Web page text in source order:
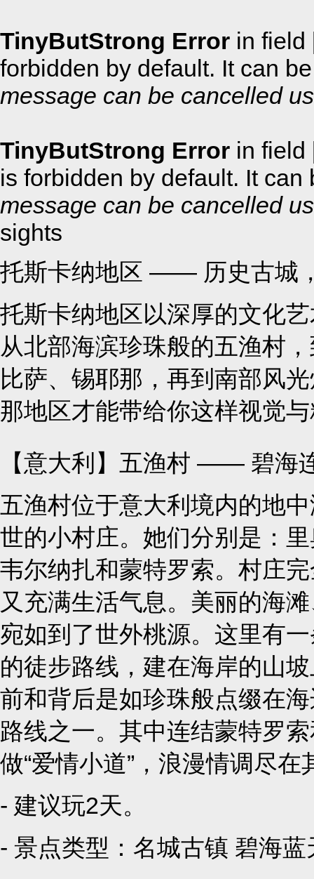
TinyButStrong Error in field
forbidden by default. It can
message can be cancelled
TinyButStrong Error in field
is forbidden by default. It
message can be cancelled
sights
托斯卡纳地区 —— 历史古城
托斯卡纳地区以深厚的文化
从北部海滨珍珠般的五渔村
比萨、锡耶那，再到南部风
那地区才能带给你这样视觉
【意大利】五渔村 —— 碧海
五渔村位于意大利境内的地
世的小村庄。她们分别是：
韦尔纳扎和蒙特罗索。村庄
又充满生活气息。美丽的海
宛如到了世外桃源。这里有
的徒步路线，建在海岸的山
前和背后是如珍珠般点缀在
路线之一。其中连结蒙特罗
做“爱情小道”，浪漫情调尽在
- 建议玩2天。
- 景点类型： 名城古镇 碧海